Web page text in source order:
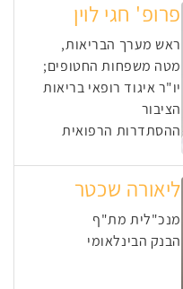
פרופ' חגי לוין
ראש מערך הבריאות,
מטה משפחות החטופים;
יו"ר איגוד רופאי בריאות
הציבור
ההסתדרות הרפואית
ליאורה שכטר
מנכ"לית מת"ף
הבנק הבינלאומי